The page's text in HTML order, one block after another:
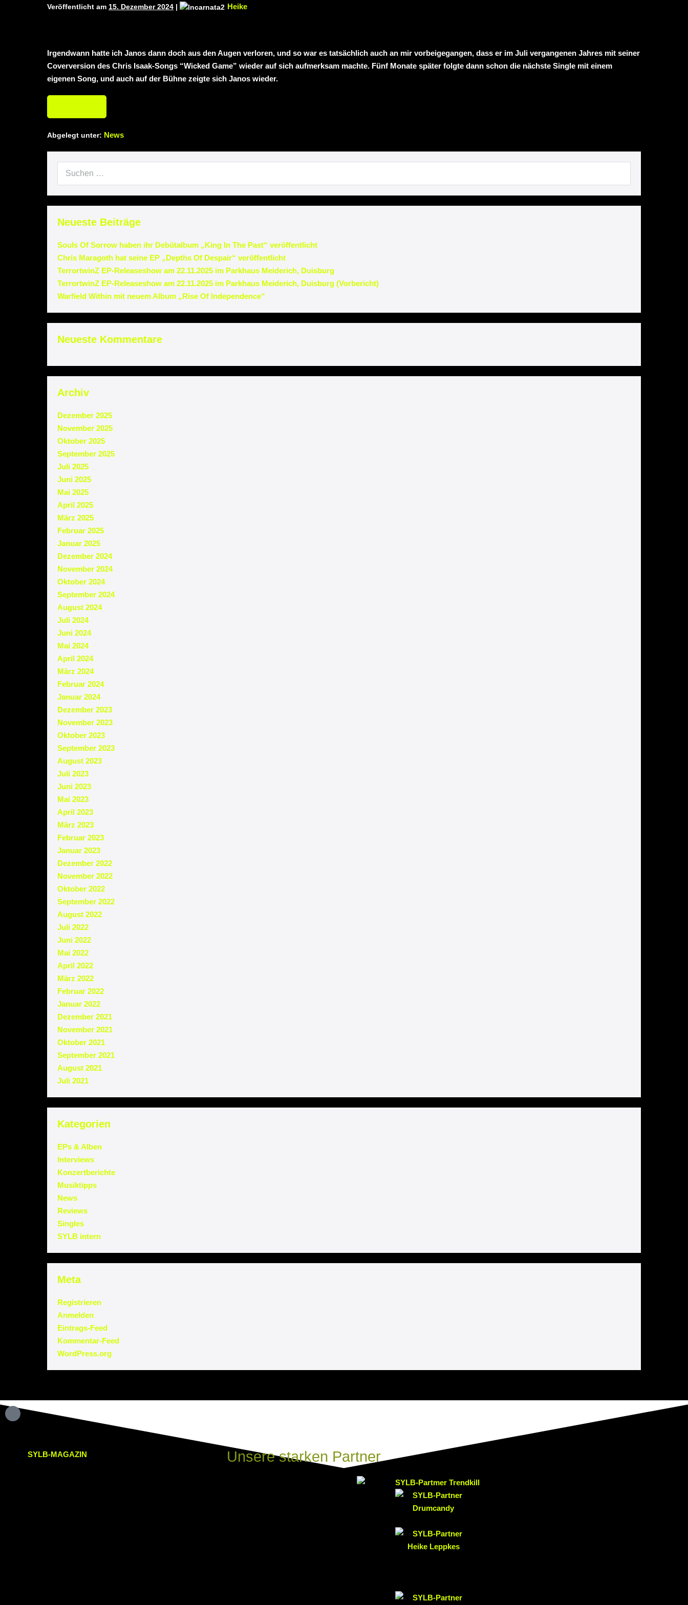
Veröffentlicht am 15. Dezember 2024 | Heike
Irgendwann hatte ich Janos dann doch aus den Augen verloren, und so war es tatsächlich auch an mir vorbeigegangen, dass er im Juli vergangenen Jahres mit seiner
Coverversion des Chris Isaak-Songs “Wicked Game” wieder auf sich aufmerksam machte. Fünf Monate später folgte dann schon die nächste Single mit einem
eigenen Song, und auch auf der Bühne zeigte sich Janos wieder.
Abgelegt unter: News
Neueste Beiträge
Souls Of Sorrow haben ihr Debütalbum „King In The Past“ veröffentlicht
Chris Maragoth hat seine EP „Depths Of Despair“ veröffentlicht
TerrortwinZ EP-Releaseshow am 22.11.2025 im Parkhaus Meiderich, Duisburg
TerrortwinZ EP-Releaseshow am 22.11.2025 im Parkhaus Meiderich, Duisburg (Vorbericht)
Warfield Within mit neuem Album „Rise Of Independence“
Neueste Kommentare
Archiv
Dezember 2025
November 2025
Oktober 2025
September 2025
Juli 2025
Juni 2025
Mai 2025
April 2025
März 2025
Februar 2025
Januar 2025
Dezember 2024
November 2024
Oktober 2024
September 2024
August 2024
Juli 2024
Juni 2024
Mai 2024
April 2024
März 2024
Februar 2024
Januar 2024
Dezember 2023
November 2023
Oktober 2023
September 2023
August 2023
Juli 2023
Juni 2023
Mai 2023
April 2023
März 2023
Februar 2023
Januar 2023
Dezember 2022
November 2022
Oktober 2022
September 2022
August 2022
Juli 2022
Juni 2022
Mai 2022
April 2022
März 2022
Februar 2022
Januar 2022
Dezember 2021
November 2021
Oktober 2021
September 2021
August 2021
Juli 2021
Kategorien
EPs & Alben
Interviews
Konzertberichte
Musiktipps
News
Reviews
Singles
SYLB intern
Meta
Registrieren
Anmelden
Eintrags-Feed
Kommentar-Feed
WordPress.org
SYLB-MAGAZIN Unsere starken Partner